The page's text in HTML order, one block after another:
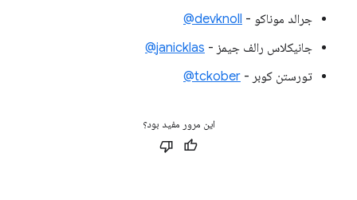
جرالد موناکو - devknoll@
جانیکلاس رالف جیمز - janicklas@
تورستن کوبر - tckober@
این مرور مفید بود؟